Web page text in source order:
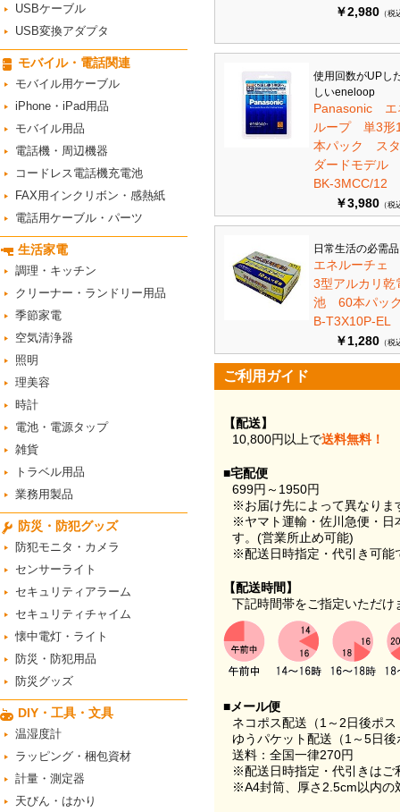
USBケーブル
USB変換アダプタ
モバイル・電話関連
モバイル用ケーブル
iPhone・iPad用品
モバイル用品
電話機・周辺機器
コードレス電話機充電池
FAX用インクリボン・感熱紙
電話用ケーブル・パーツ
生活家電
調理・キッチン
クリーナー・ランドリー用品
季節家電
空気清浄器
照明
理美容
時計
電池・電源タップ
雑貨
トラベル用品
業務用製品
防災・防犯グッズ
防犯モニタ・カメラ
センサーライト
セキュリティアラーム
セキュリティチャイム
懐中電灯・ライト
防災・防犯用品
防災グッズ
DIY・工具・文具
温湿度計
ラッピング・梱包資材
計量・測定器
天びん・はかり
￥2,980 （税
使用回数がUPし
しいeneloop
Panasonic エ
ループ 単3形
本パック ス
ダードモデル
BK-3MCC/12
￥3,980 （税
日常生活の必需
エネルーチェ
3型アルカリ乾
池 60本パ
B-T3X10P-EL
￥1,280 （税
ご利用ガイド
【配送】
10,800円以上で送料無料！
■宅配便
699円～1950円
※お届け先によって異なりま
※ヤマト運輸・佐川急便・日
す。(営業所止め可能)
※配送日時指定・代引き可能
【配送時間】
下記時間帯をご指定いただけ
■メール便
ネコポス配送（1～2日後ポ
ゆうパケット配送（1～5日
送料：全国一律270円
※配送日時指定・代引きはご
※A4封筒、厚さ2.5cm以内の